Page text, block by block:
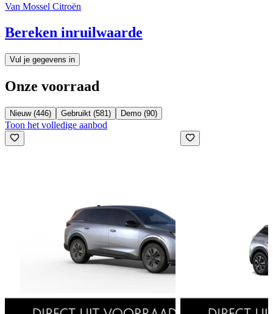
Van Mossel Citroën
Bereken inruilwaarde
Vul je gegevens in
Onze voorraad
Nieuw (446) Gebruikt (581) Demo (90)
Toon het volledige aanbod